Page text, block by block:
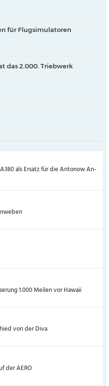
für Flugsimulatoren
das 2.000. Triebwerk
als Ersatz für die Antonow An-
1.000 Meilen vor Hawaii
von der Diva
der AERO